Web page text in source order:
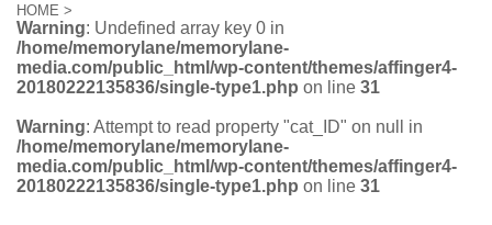
HOME >
Warning: Undefined array key 0 in
/home/memorylane/memorylane-
media.com/public_html/wp-content/themes/affinger4-
20180222135836/single-type1.php on line 31
Warning: Attempt to read property "cat_ID" on null in
/home/memorylane/memorylane-
media.com/public_html/wp-content/themes/affinger4-
20180222135836/single-type1.php on line 31